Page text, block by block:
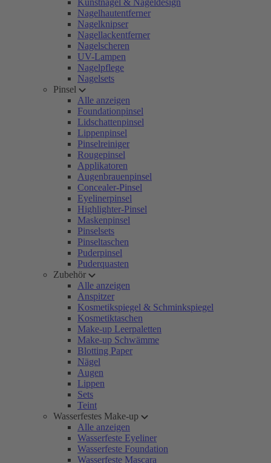
Kunstnägel & Nageldesign
Nagelhautentferner
Nagelknipser
Nagellackentferner
Nagelscheren
UV-Lampen
Nagelpflege
Nagelsets
Pinsel
Alle anzeigen
Foundationpinsel
Lidschattenpinsel
Lippenpinsel
Pinselreiniger
Rougepinsel
Applikatoren
Augenbrauenpinsel
Concealer-Pinsel
Eyelinerpinsel
Highlighter-Pinsel
Maskenpinsel
Pinselsets
Pinseltaschen
Puderpinsel
Puderquasten
Zubehör
Alle anzeigen
Anspitzer
Kosmetikspiegel & Schminkspiegel
Kosmetiktaschen
Make-up Leerpaletten
Make-up Schwämme
Blotting Paper
Nägel
Augen
Lippen
Sets
Teint
Wasserfestes Make-up
Alle anzeigen
Wasserfeste Eyeliner
Wasserfeste Foundation
Wasserfeste Mascara